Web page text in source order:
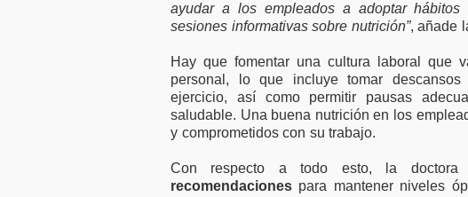
ayudar a los empleados a adoptar hábitos
sesiones informativas sobre nutrición”, añade
Hay que fomentar una cultura laboral que
personal, lo que incluye tomar
ejercicio, así como permitir pausas
saludable. Una buena nutrición en los
y comprometidos con su trabajo.
Con respecto a todo esto, la doctora
recomendaciones para mantener niveles